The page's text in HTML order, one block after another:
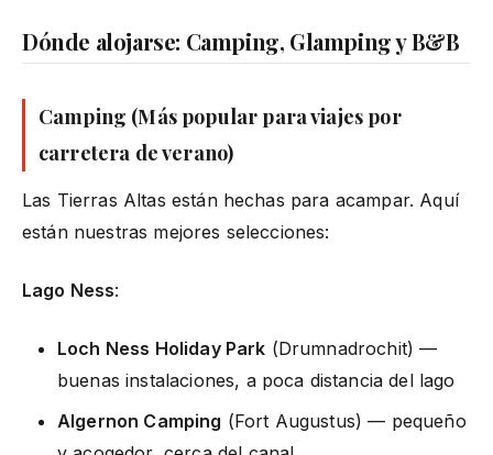
Dónde alojarse: Camping, Glamping y B&B
Camping (Más popular para viajes por
carretera de verano)
Las Tierras Altas están hechas para acampar. Aquí
están nuestras mejores selecciones:
Lago Ness:
Loch Ness Holiday Park (Drumnadrochit) —
buenas instalaciones, a poca distancia del lago
Algernon Camping (Fort Augustus) — pequeño